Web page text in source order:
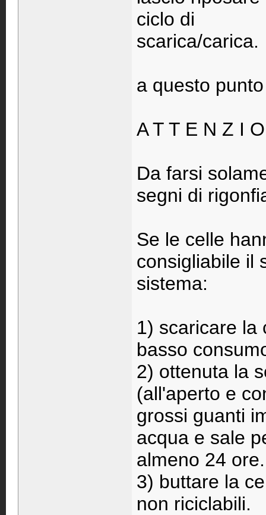
ciclo di
scarica/carica.
a questo
A T T E N Z I
Da farsi
segni di
Se le celle
consigliabile il
sistema:
1) scaricare la
basso
2) ottenuta la
(all'aperto e
grossi guanti
acqua e sale
almeno 24 ore.
3) buttare la
non riciclabili.